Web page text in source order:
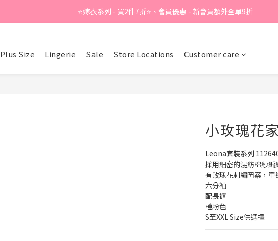
Summer Sale - 精選睡衣買2件折❤️
⭐嫁衣系列 - 買2件7折⭐、會員優惠 - 新會員額外全單9折
Plus Size Lingerie Sale Store Locations Customer care
小玫瑰花
Leona套裝系列
採用細密的混紡棉紗
有玫瑰花剌繡圖案，單
六分袖
配長褲
橙粉色
S至XXL Size供選擇